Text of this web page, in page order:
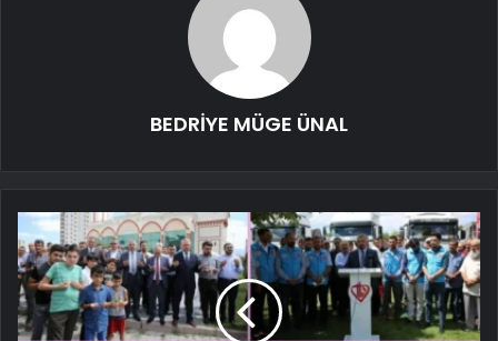
BEDRİYE MÜGE ÜNAL